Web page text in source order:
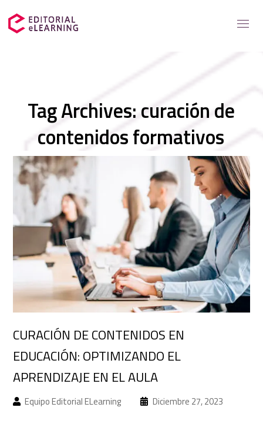
Soluciones para
Casos de éxito
Catálogo
Recursos elearning
Sobre nosotros
Contacto
Acceso a campus
Tag Archives: curación de
contenidos formativos
CURACIÓN DE CONTENIDOS EN
EDUCACIÓN: OPTIMIZANDO EL
APRENDIZAJE EN EL AULA
Equipo Editorial ELearning Diciembre 27, 2023